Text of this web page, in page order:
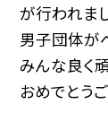
が行われま
男子団体が
みんな良く
おめでとう